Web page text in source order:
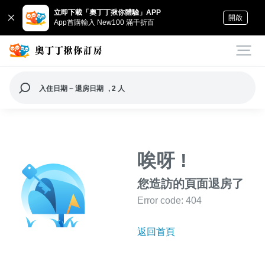
立即下載「奧丁丁揪你體驗」APP
App首購輸入 New100 滿千折百
開啟
入住日期 ~ 退房日期 , 2 人
唉呀 !
您造訪的頁面退房了
Error code: 404
返回首頁